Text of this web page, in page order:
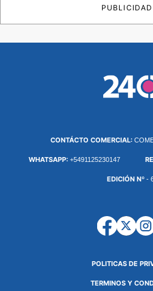
PUBLICIDAD
CONTÁCTO COMERCIAL:
WHATSAPP: +5491125230147
EDICIÓN Nº -
POLITICAS DE
TERMINOS Y